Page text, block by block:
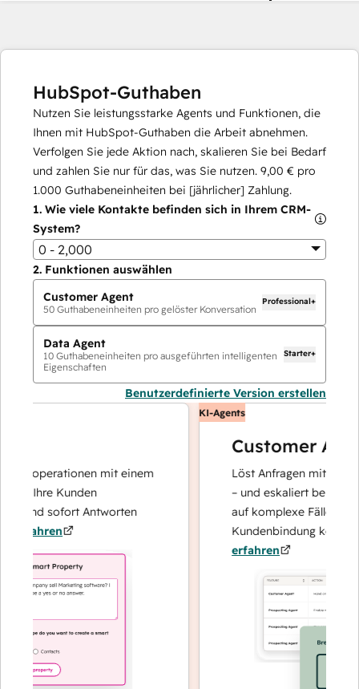
HubSpot-Guthaben
Nutzen Sie leistungsstarke Agents und Funktionen, die
Ihnen mit HubSpot-Guthaben die Arbeit abnehmen.
Verfolgen Sie jede Aktion nach, skalieren Sie bei Bedarf
und zahlen Sie nur für das, was Sie nutzen. 9,00 € pro
1.000 Guthabeneinheiten bei [jährlicher] Zahlung.
1. Wie viele Kontakte befinden sich in Ihrem CRM-
System?
0 - 2,000
2. Funktionen auswählen
Customer Agent
50 Guthabeneinheiten pro gelöster Konversation
Professional+
Data Agent
10 Guthabeneinheiten pro ausgeführten intelligenten
Eigenschaften
Starter+
Benutzerdefinierte Version erstellen
mit einem
Ihre Kunden
und sofort Antworten
KI-Agents
Customer Agent
Löst Anfragen mit
– und eskaliert bei
auf komplexe Fälle und
Kundenbindung
erfahren